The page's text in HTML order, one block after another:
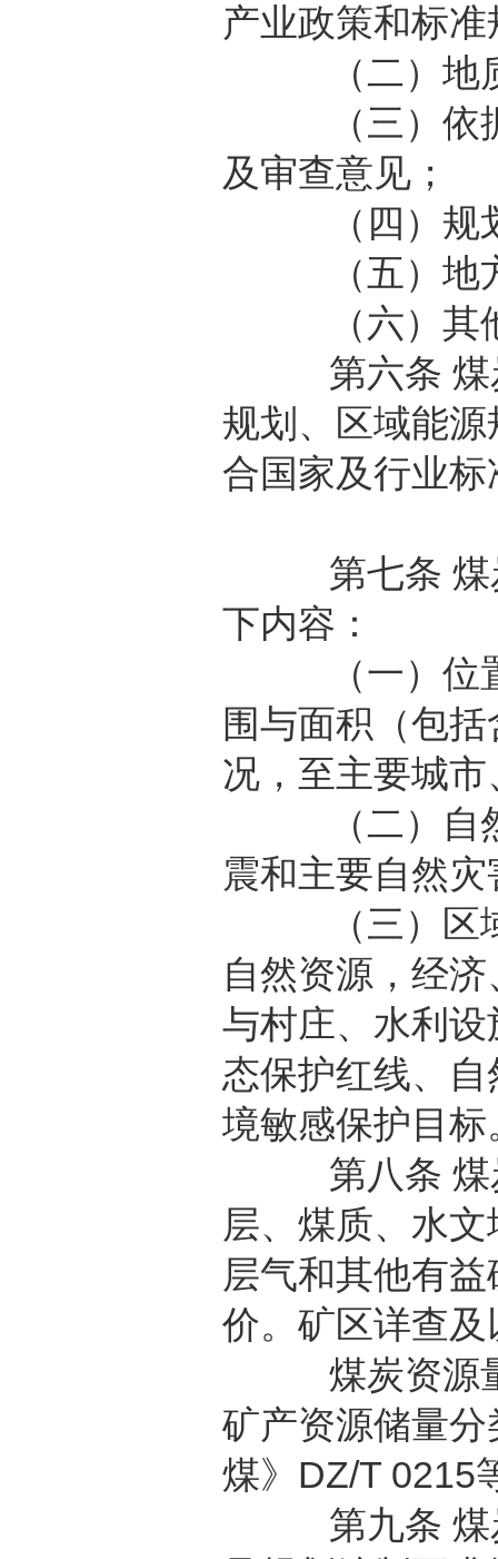
产业政策和标
（二）地质
（三）依据
及审查意见；
（四）规
（五）地方
（六）其
第六条 煤炭
规划、区域能
合国家及行业
第七条 煤炭
下内容：
（一）位置
围与面积（包
况，至主要城
（二）自然
震和主要自然
（三）区域
自然资源，经
与村庄、水利
态保护红线、
境敏感保护目标
第八条 煤炭
层、煤质、水
层气和其他有
价。矿区详查
煤炭资源量
矿产资源储量
煤》DZ/T 0215
第九条 煤炭